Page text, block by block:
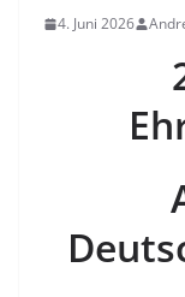
4. Juni 2026